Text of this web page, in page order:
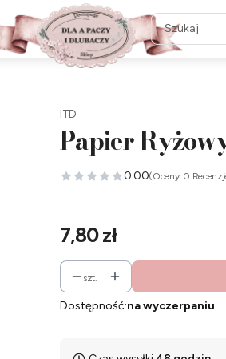
ITD
Papier
0.00(Oceny: 0
Cena
7,80 zł
szt.
Dostępność:na wyczerpaniu